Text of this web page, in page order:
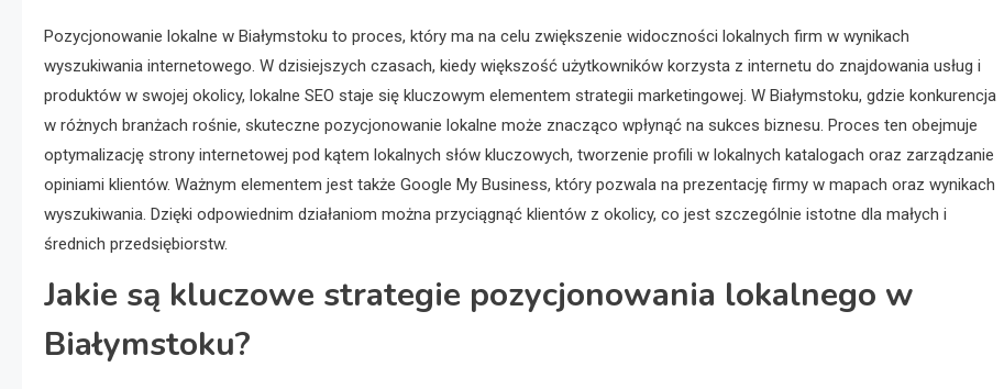
Pozycjonowanie lokalne w Białymstoku to proces, który ma na celu zwiększenie widoczności lokalnych firm w wynikach
wyszukiwania internetowego. W dzisiejszych czasach, kiedy większość użytkowników korzysta z internetu do znajdowania usług i
produktów w swojej okolicy, lokalne SEO staje się kluczowym elementem strategii marketingowej. W Białymstoku, gdzie konkurencja
w różnych branżach rośnie, skuteczne pozycjonowanie lokalne może znacząco wpłynąć na sukces biznesu. Proces ten obejmuje
optymalizację strony internetowej pod kątem lokalnych słów kluczowych, tworzenie profili w lokalnych katalogach oraz zarządzanie
opiniami klientów. Ważnym elementem jest także Google My Business, który pozwala na prezentację firmy w mapach oraz wynikach
wyszukiwania. Dzięki odpowiednim działaniom można przyciągnąć klientów z okolicy, co jest szczególnie istotne dla małych i
średnich przedsiębiorstw.
Jakie są kluczowe strategie pozycjonowania lokalnego w
Białymstoku?